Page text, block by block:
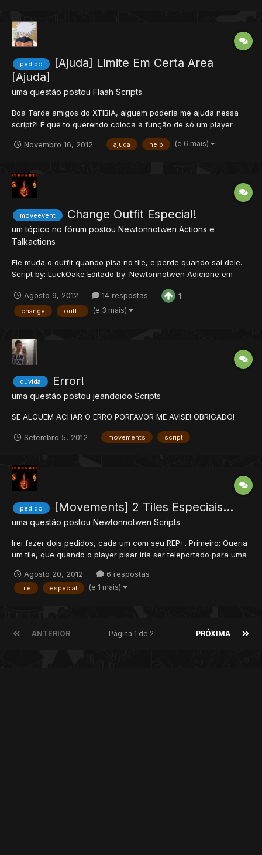
pedido
[Ajuda] Limite Em Certa Area
[Ajuda]
uma questão postou Flaah Scripts
Boa Tarde amigos do XTIBIA, alguem poderia me ajuda nessa
script?! É que to querendo coloca a função de só um player
estava lá dentro saisse. SCRIPT: local time = 3.25 -- tempo em
Novembro 16, 2012 ajuda help (e 6 mais)
moveevent Change Outfit Especial!
um tópico no fórum postou Newtonnotwen Actions e
Talkactions
Ele muda o outfit quando pisa no tile, e perde quando sai dele.
Script by: LuckOake Editado by: Newtonnotwen Adicione em
-Marrom: Mensagem ao pisar. -Violeta: Life a perder. -Azul
Turqueza: - (menos) para perder life, + (mais)...
Agosto 9, 2012 14 respostas 1
change outfit (e 3 mais)
dúvida Error!
uma questão postou jeandoido Scripts
SE ALGUEM ACHAR O ERRO PORFAVOR ME AVISE! OBRIGADO!
Setembro 5, 2012 movements script
pedido [Movements] 2 Tiles Especiais...
uma questão postou Newtonnotwen Scripts
Irei fazer dois pedidos, cada um com seu REP+. Primeiro: Queria
um tile, que quando o player pisar iria ser teleportado para uma
storage. Segundo: Queria um tile que ao pisar executaria varias
funções, dentre as quais segue ab...
Agosto 20, 2012 6 respostas
tile especial (e 1 mais)
ANTERIOR PRÓXIMA
Página 1 de 2